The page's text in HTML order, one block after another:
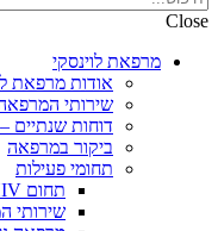
Close
מרפאת לוינסקי
אודות מרפאת
שירותי
דוחות שנתיים
ביקור במרפאה
תחומי פעילות
תחום HIV
שירותי